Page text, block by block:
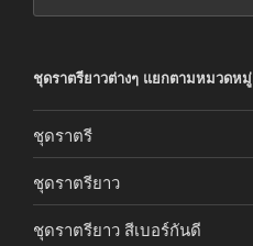
ชุดราตรียาวต่างๆ แยกตามหมวดหมู่
ชุดราตรี
ชุดราตรียาว
ชุดราตรียาว สีเบอร์กันดี